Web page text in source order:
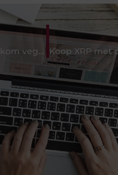
Gebruik een stoelpootdop en voorkom vegen